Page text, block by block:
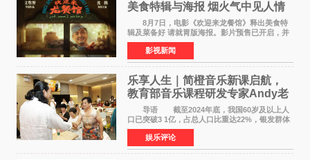
美食特辑与海报 烟火气中见人情
温暖
8月7日，电影《欢迎来龙餐馆》释出美食特
辑及菜备好 请就胃版海报。影片预售已开启，并
将于8月8日至10日14:00-21:00举行全国超前点
映。电影《欢迎来龙餐馆》作为战争美食喜剧大
片，讲述了中国
影视新闻
乐享人生｜简橙音乐新课启航，
教育部音乐课程研发专家Andy老
师重磅入驻领航银龄琴声
导语 截至2024年底，我国60岁及以上人
口已突破3 1亿，占总人口比重达22%，银发群体
的精神文化需求日益凸显。2024年1月，国务院办
公厅印发《关于发展银发经济增进老年人福祉的
意见》——这是
娱乐评论